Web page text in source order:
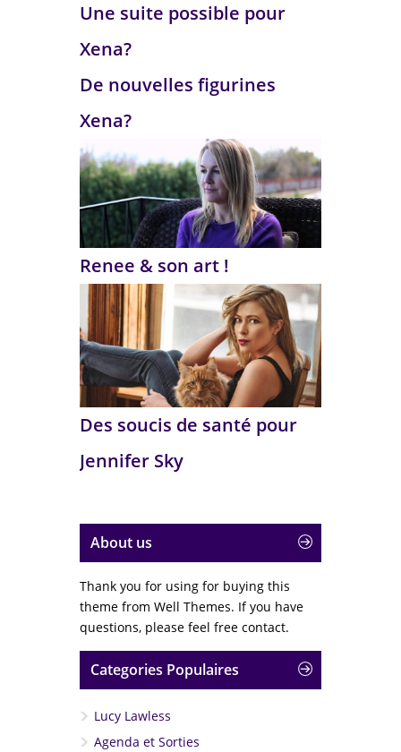
Une suite possible pour
Xena?
De nouvelles figurines
Xena?
Renee & son art !
Des soucis de santé pour
Jennifer Sky
About us
Thank you for using for buying this
theme from Well Themes. If you have
questions, please feel free contact.
Categories Populaires
Lucy Lawless
Agenda et Sorties